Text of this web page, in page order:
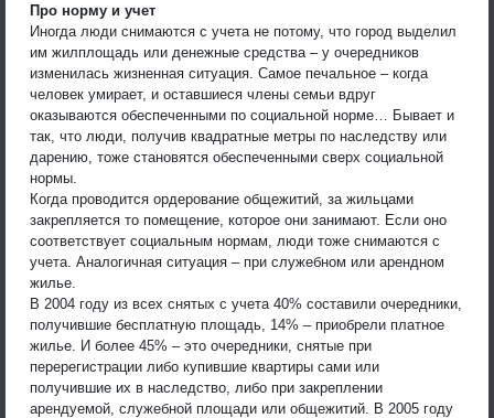
Про норму и учет
Иногда люди снимаются с учета не потому, что город выделил
им жилплощадь или денежные средства – у очередников
изменилась жизненная ситуация. Самое печальное – когда
человек умирает, и оставшиеся члены семьи вдруг
оказываются обеспеченными по социальной норме… Бывает и
так, что люди, получив квадратные метры по наследству или
дарению, тоже становятся обеспеченными сверх социальной
нормы.
Когда проводится ордерование общежитий, за жильцами
закрепляется то помещение, которое они занимают. Если оно
соответствует социальным нормам, люди тоже снимаются с
учета. Аналогичная ситуация – при служебном или арендном
жилье.
В 2004 году из всех снятых с учета 40% составили очередники,
получившие бесплатную площадь, 14% – приобрели платное
жилье. И более 45% – это очередники, снятые при
перерегистрации либо купившие квартиры сами или
получившие их в наследство, либо при закреплении
арендуемой, служебной площади или общежитий. В 2005 году